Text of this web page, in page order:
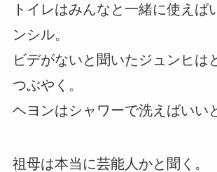
トイレはみんなと一緒に使えば
ンシル。
ビデがないと聞いたジュンヒは
つぶやく。
ヘヨンはシャワーで洗えばいい
祖母は本当に芸能人かと聞く。